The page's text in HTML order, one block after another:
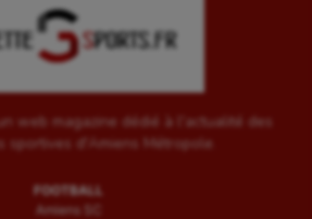
web magazine dédié à l'actualité des
sportives d'Amiens Métropole.
FOOTBALL
Amiens SC